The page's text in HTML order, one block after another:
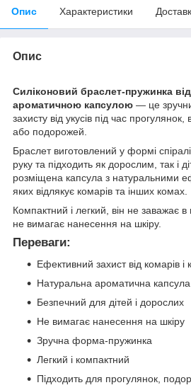
Опис Характеристики
Опис
Силіконовий браслет-пружинка
ароматичною капсулою — це
захисту від укусів під час
або подорожей.
Браслет виготовлений у формі
руку та підходить як дорослим, так і
розміщена капсула з натуральними
яких відлякує комарів та інших комах.
Компактний і легкий, він не заважає
не вимагає нанесення на шкіру.
Переваги:
Ефективний захист від комарів і
Натуральна ароматична капсула
Безпечний для дітей і дорослих
Не вимагає нанесення на шкіру
Зручна форма-пружинка
Легкий і компактний
Підходить для прогулянок,